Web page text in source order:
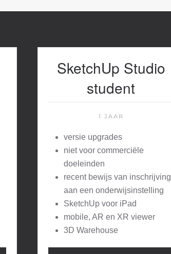
SketchUp Studio
student
1 JAAR
versie upgrades
niet voor commerciële
doeleinden
recent bewijs van inschrijving
aan een onderwijsinstelling
SketchUp voor iPad
mobile, AR en XR viewer
3D Warehouse